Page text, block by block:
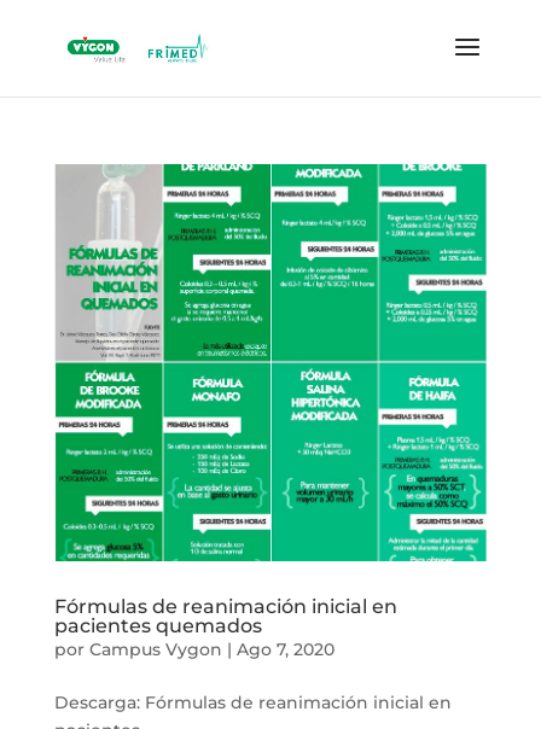
Fórmulas de reanimación inicial en
pacientes quemados
por Campus Vygon | Ago 7, 2020
Descarga: Fórmulas de reanimación inicial en